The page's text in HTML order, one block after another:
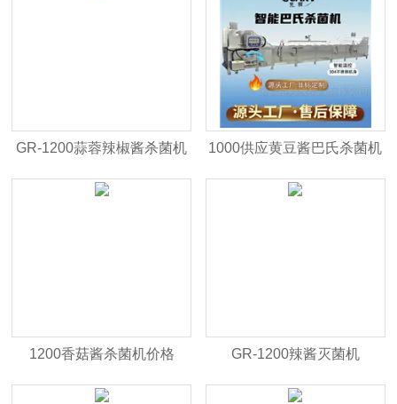
GR-1200蒜蓉辣椒酱杀菌机 1000供应黄豆酱巴氏杀菌机
1200香菇酱杀菌机价格 GR-1200辣酱灭菌机